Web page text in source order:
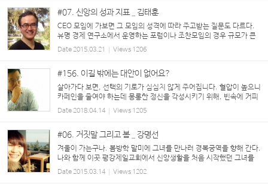
#07. 신앙의 성과 지표 _ 김태훈
CEO 모임에 가보면 그 모임의 성격에 따라 주고받는 질문도 다르다.
유명 경제 연구소에서 운영하는 포럼이나 조찬모임의 경우 규모가 큰
기업들의 CEO들이 많이 참석하는 만큼 최근 화두에 오르고 있는 경영
키워드에 대한 논의가 많다. “대표님 ...
Date2015.03.21 Views 1206
#156. 이길 밖에는 대안이 없어요?
살아가다 보면, 선택의 기로가 심심치 않게 주어집니다. 혈압이 높으니
카페인을 줄여야 하는데 몽롱한 정신을 각성시키기 위해, 빈속에 커피
를 마시는 것도 선택이고, 종합 검진을 받고, 아찔한 숫자들과 의사 선
생님의 말씀을 배부르게 먹었으니, ‘자, 운...
Date2018.04.14 Views 1205
#06. 거짓말 그리고 봄 _ 강명선
겨울이 가는구나. 봄방학 말미에 그녀를 만나러 경복궁역을 향해 간다.
나와 함께 이곳 평강제일교회에서 신앙생활을 처음 시작했던 그녀를
이제 교회에서는 만날 수 없다. 그래서 일 년에 한 번 정도 그녀가 나를
부르면 내가 간다. 늘 내 가방에는 머뭇머...
Date2015.03.14 Views 1202